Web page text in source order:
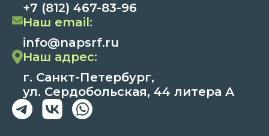
+7 (812) 467-83-96
Наш email:
info@napsrf.ru
Наш адрес:
г. Санкт-Петербург,
ул. Сердобольская, 44 литера А